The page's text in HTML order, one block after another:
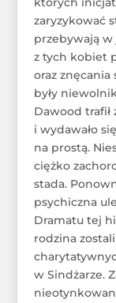
zaryzykować
przebywają
z tych kobiet
oraz
były
Dawood
i wydawało
na prostą.
ciężko
stada.
psychiczna
Dramatu tej
rodzina
w Sindżarze.